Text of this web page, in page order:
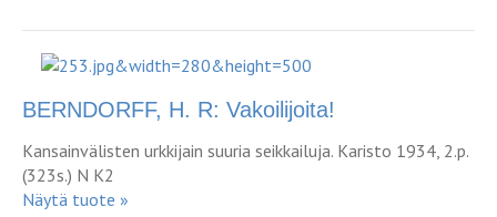
BERNDORFF, H. R: Vakoilijoita!
Kansainvälisten urkkijain suuria seikkailuja. Karisto 1934, 2.p.
(323s.) N K2
Näytä tuote »